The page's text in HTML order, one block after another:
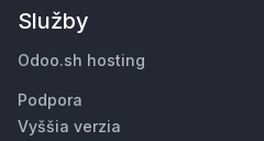
Služby
Odoo.sh hosting
Podpora
Vyššia verzia